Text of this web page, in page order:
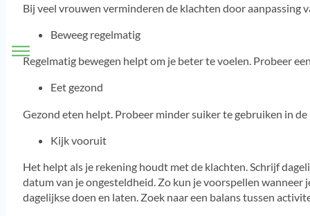
Bij veel vrouwen verminderen de klachten door aanpassing
Beweeg regelmatig
Regelmatig bewegen helpt om je beter te voelen. Probeer
Eet gezond
Gezond eten helpt. Probeer minder suiker te gebruiken in
Kijk vooruit
Het helpt als je rekening houdt met de klachten. Schrijf
datum van je ongesteldheid. Zo kun je voorspellen wanneer
dagelijkse doen en laten. Zoek naar een balans tussen